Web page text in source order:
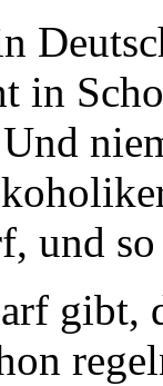
in
und
gibt,